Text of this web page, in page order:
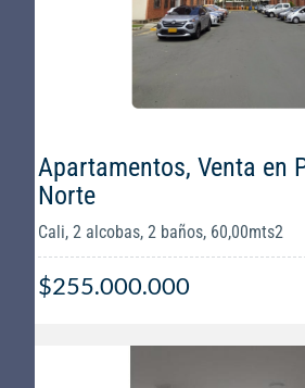
Apartamentos, Venta en
Norte
Cali, 2 alcobas, 2 baños, 60,00mts2
$255.000.000